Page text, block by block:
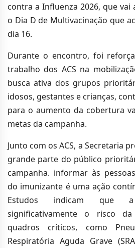
contra a Influenza 2026, que vai
o Dia D de Multivacinação que
dia 16.
Durante o encontro, foi
trabalho dos ACS na
busca ativa dos grupos
idosos, gestantes e crianças,
para o aumento da cobertura
metas da campanha.
Junto com os ACS, a Secretaria
grande parte do público
campanha. informar às
do imunizante é uma ação
Estudos indicam que
significativamente o risco
quadros críticos, como
Respiratória Aguda Grave